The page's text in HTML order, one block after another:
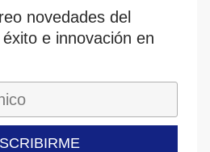
novedades del
e innovación en